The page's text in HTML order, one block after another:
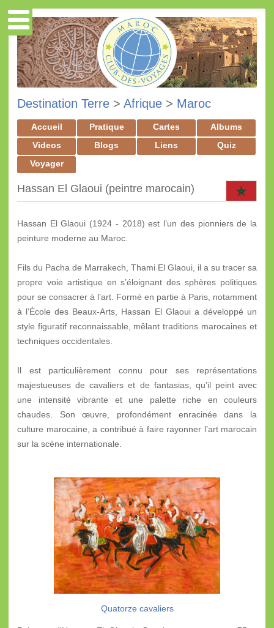
Destination Terre > Afrique > Maroc
Accueil Pratique Cartes
Albums
Videos
Blogs Liens
Quiz
Voyager
Hassan El Glaoui (peintre marocain)
Hassan El Glaoui (1924 - 2018) est l’un des pionniers de la
peinture moderne au Maroc.
Fils du Pacha de Marrakech, Thami El Glaoui, il a su tracer sa
propre voie artistique en s’éloignant des sphères politiques
pour se consacrer à l’art. Formé en partie à Paris, notamment
à l’École des Beaux-Arts, Hassan El Glaoui a développé un
style figuratif reconnaissable, mêlant traditions marocaines et
techniques occidentales.
Il est particulièrement connu pour ses représentations
majestueuses de cavaliers et de fantasias, qu’il peint avec
une intensité vibrante et une palette riche en couleurs
chaudes. Son œuvre, profondément enracinée dans la
culture marocaine, a contribué à faire rayonner l’art marocain
sur la scène internationale.
Quatorze cavaliers